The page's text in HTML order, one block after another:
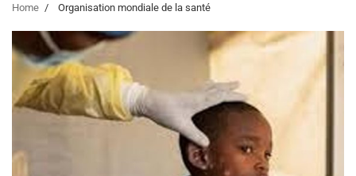
Home Organisation mondiale de la santé